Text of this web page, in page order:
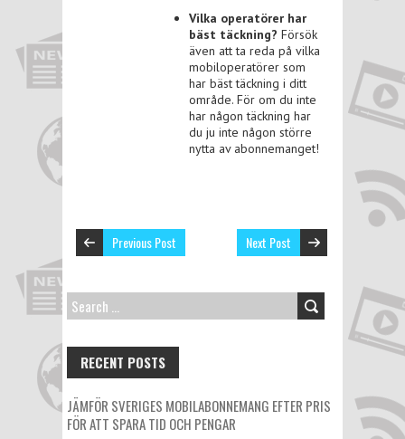
Vilka operatörer har
bäst täckning? Försök
även att ta reda på vilka
mobiloperatörer som
har bäst täckning i ditt
område. För om du inte
har någon täckning har
du ju inte någon större
nytta av abonnemanget!
Previous Post Next Post
SEARCH
RECENT POSTS
JÄMFÖR SVERIGES MOBILABONNEMANG EFTER PRIS
FÖR ATT SPARA TID OCH PENGAR